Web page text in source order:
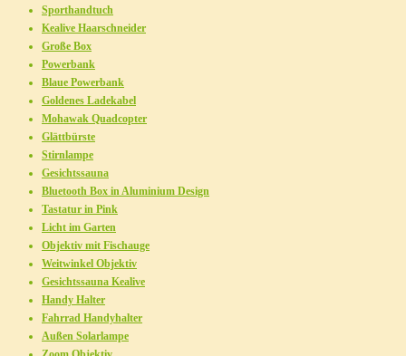
Sporthandtuch
Kealive Haarschneider
Große Box
Powerbank
Blaue Powerbank
Goldenes Ladekabel
Mohawak Quadcopter
Glättbürste
Stirnlampe
Gesichtssauna
Bluetooth Box in Aluminium Design
Tastatur in Pink
Licht im Garten
Objektiv mit Fischauge
Weitwinkel Objektiv
Gesichtssauna Kealive
Handy Halter
Fahrrad Handyhalter
Außen Solarlampe